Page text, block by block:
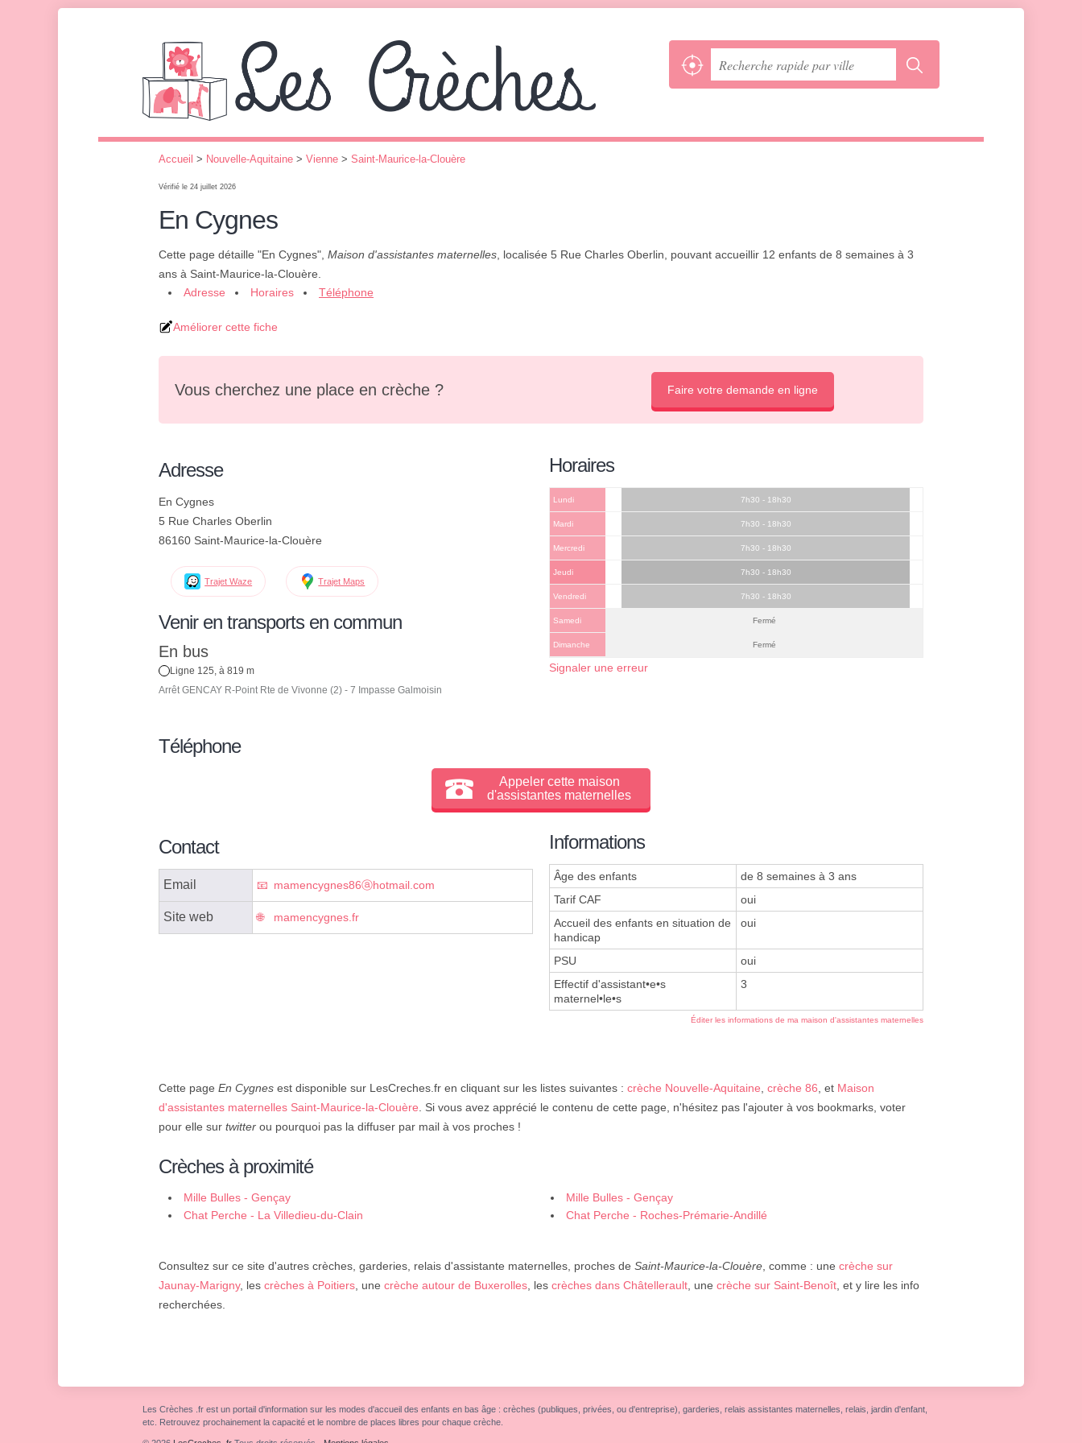
Accueil > Nouvelle-Aquitaine > Vienne > Saint-Maurice-la-Clouère
Vérifié le 24 juillet 2026
En Cygnes
Cette page détaille "En Cygnes", Maison d'assistantes maternelles , localisée 5 Rue Charles Oberlin, pouvant accueillir 12 enfants de 8 semaines à 3
ans à Saint-Maurice-la-Clouère.
Adresse
Horaires Téléphone
Améliorer cette fiche
Vous cherchez une place en crèche ? Faire votre demande en ligne
Adresse
En Cygnes
5 Rue Charles Oberlin
86160 Saint-Maurice-la-Clouère
Trajet Waze Trajet Maps
Venir en transports en commun
En bus
Ligne 125, à 819 m
Arrêt GENCAY R-Point Rte de Vivonne (2) - 7 Impasse Galmoisin
Horaires
Lundi 7h30 - 18h30
Mardi 7h30 - 18h30
Mercredi 7h30 - 18h30
Jeudi 7h30 - 18h30
Vendredi 7h30 - 18h30
Samedi Fermé
Dimanche Fermé
Signaler une erreur
Téléphone
Appeler cette maison
d'assistantes maternelles
Contact
Email mamencygnes86ⓐhotmail.com
Site web mamencygnes.fr
Informations
Âge des enfants
de 8 semaines à 3 ans
Tarif CAF
oui
Accueil des enfants en situation de
handicap
oui
PSU
oui
Effectif d'assistant•e•s
maternel•le•s
3
Éditer les informations de ma maison d'assistantes maternelles
Cette page En Cygnes est disponible sur LesCreches.fr en cliquant sur les listes suivantes : crèche Nouvelle-Aquitaine, crèche 86, et Maison
d'assistantes maternelles Saint-Maurice-la-Clouère. Si vous avez apprécié le contenu de cette page, n'hésitez pas l'ajouter à vos bookmarks, voter
pour elle sur twitter ou pourquoi pas la diffuser par mail à vos proches !
Crèches à proximité
Mille Bulles - Gençay
Mille Bulles - Gençay
Chat Perche - La Villedieu-du-Clain
Chat Perche - Roches-Prémarie-Andillé
Consultez sur ce site d'autres crèches, garderies, relais d'assistante maternelles, proches de Saint-Maurice-la-Clouère, comme : une crèche sur
Jaunay-Marigny, les crèches à Poitiers, une crèche autour de Buxerolles, les crèches dans Châtellerault, une crèche sur Saint-Benoît, et y lire les info
recherchées.
Les Crèches .fr est un portail d'information sur les modes d'accueil des enfants en bas âge : crèches (publiques, privées, ou d'entreprise), garderies, relais assistantes maternelles, relais, jardin d'enfant,
etc. Retrouvez prochainement la capacité et le nombre de places libres pour chaque crèche.